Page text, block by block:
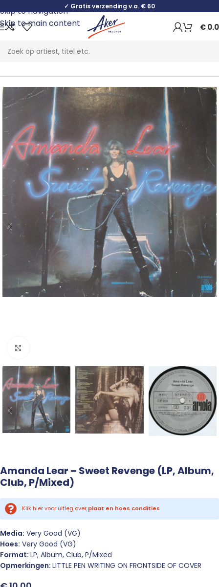
Skip to navigation
Skip to main content
✓ Gratis verzending v.a. € 60
€
Home Electronic
Amanda Lear – Sweet Revenge (LP, Album,
Club, P/Mixed)
Klik hier voor uitleg over plaat en hoes condities
Media: Very Good (VG)
Hoes: Very Good (VG)
Format: LP, Album, Club, P/Mixed
Opmerkingen: LITTLE PEN WRITING ON FRONTSIDE OF COVER